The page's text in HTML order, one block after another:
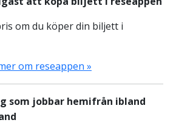
om du köper din biljett i
om reseappen »
som jobbar hemifrån ibland